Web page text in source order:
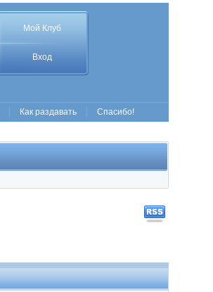
Мой Клуб
Вход
Как раздавать Спасибо!